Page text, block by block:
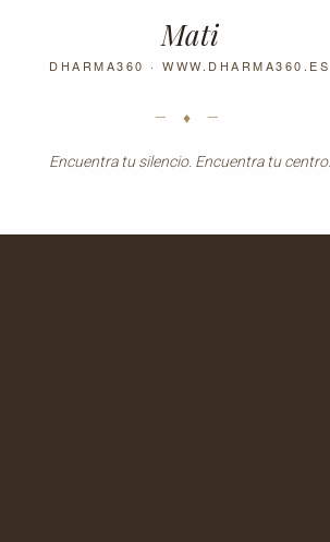
Mati
DHARMA360 · WWW.DHARMA360.ES
— ♦ —
Encuentra tu silencio. Encuentra tu centro.